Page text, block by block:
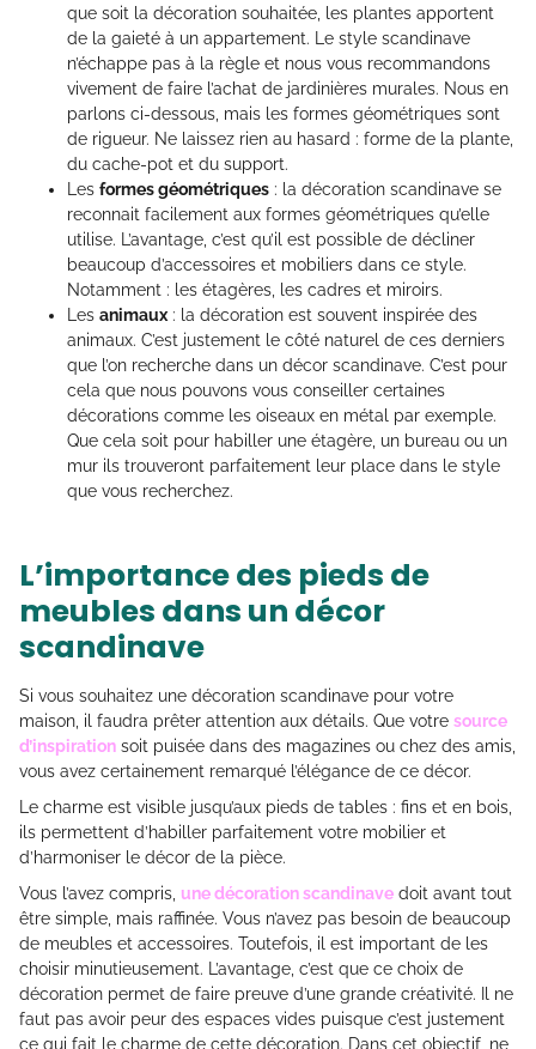
que soit la décoration souhaitée, les plantes apportent
de la gaieté à un appartement. Le style scandinave
n’échappe pas à la règle et nous vous recommandons
vivement de faire l’achat de jardinières murales. Nous en
parlons ci-dessous, mais les formes géométriques sont
de rigueur. Ne laissez rien au hasard : forme de la plante,
du cache-pot et du support.
Les formes géométriques : la décoration scandinave se
reconnait facilement aux formes géométriques qu’elle
utilise. L’avantage, c’est qu’il est possible de décliner
beaucoup d’accessoires et mobiliers dans ce style.
Notamment : les étagères, les cadres et miroirs.
Les animaux: la décoration est souvent inspirée des
animaux. C’est justement le côté naturel de ces derniers
que l’on recherche dans un décor scandinave. C’est pour
cela que nous pouvons vous conseiller certaines
décorations comme les oiseaux en métal par exemple.
Que cela soit pour habiller une étagère, un bureau ou un
mur ils trouveront parfaitement leur place dans le style
que vous recherchez.
​L’importance des pieds de
meubles dans un décor
scandinave
Si vous souhaitez une décoration scandinave pour votre
maison, il faudra prêter attention aux détails. Que votre source
d’inspiration soit puisée dans des magazines ou chez des amis,
vous avez certainement remarqué l’élégance de ce décor.
Le charme est visible jusqu’aux pieds de tables : fins et en bois,
ils permettent d’habiller parfaitement votre mobilier et
d’harmoniser le décor de la pièce.
Vous l’avez compris, une décoration scandinave doit avant tout
être simple, mais raffinée. Vous n’avez pas besoin de beaucoup
de meubles et accessoires. Toutefois, il est important de les
choisir minutieusement. L’avantage, c’est que ce choix de
décoration permet de faire preuve d’une grande créativité. Il ne
faut pas avoir peur des espaces vides puisque c’est justement
ce qui fait le charme de cette décoration. Dans cet objectif, ne